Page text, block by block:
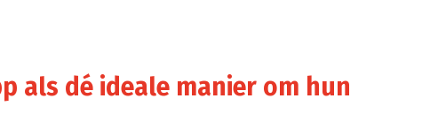
als dé ideale manier om hun